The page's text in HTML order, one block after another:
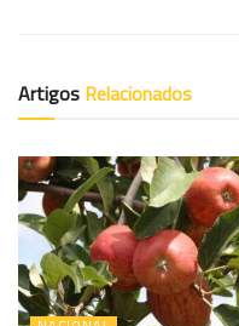
Artigos Relacionados